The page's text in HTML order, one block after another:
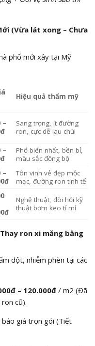
(Vừa lát xong – Chưa
phố mới xây tại Mỹ
Hiệu quả thẩm mỹ
–
Sang trọng, ít đường
ron, cực dễ lau chùi
–
Phổ biến nhất, bền bỉ,
màu sắc đồng bộ
–
Tôn vinh vẻ đẹp mộc
mạc, đường ron tinh tế
Nghệ thuật, đòi hỏi kỹ
thuật bơm keo tỉ mỉ
ron xi măng bằng
dột, nhiễm phèn tại các
– 120.000đ/ m2 (Đã
cũ).
giá trọn gói (Tiết